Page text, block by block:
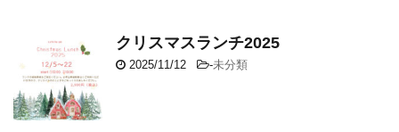
クリスマスランチ2025
2025/11/12 -未分類